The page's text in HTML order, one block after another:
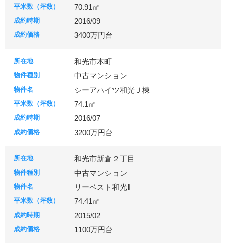
70.91㎡
2016/09
3400万円台
和光市本町
中古マンション
シーアハイツ和光Ｊ棟
74.1㎡
2016/07
3200万円台
和光市新倉２丁目
中古マンション
リーベスト和光Ⅱ
74.41㎡
2015/02
1100万円台